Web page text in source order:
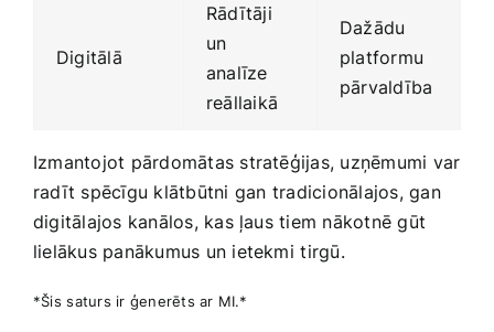
Digitālā
Rādītāji
‍un
analīze
reāllaikā
Dažādu‍
platformu
pārvaldība
Izmantojot pārdomātas stratēģijas, uzņēmumi var​
radīt spēcīgu klātbūtni ⁣gan tradicionālajos, gan
digitālajos kanālos, kas ļaus tiem nākotnē‍ gūt
lielākus panākumus un ietekmi⁣ tirgū.
*Šis ⁢saturs ir ģenerēts ar MI.*